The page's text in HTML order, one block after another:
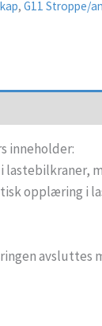
, G11 Stroppe/
inneholder:
opplæring i
avsluttes